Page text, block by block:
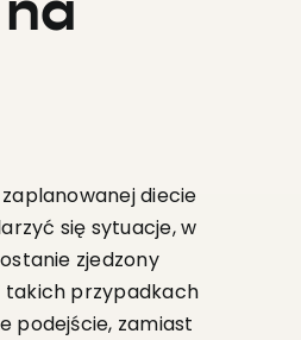
na
diecie
się sytuacje, w
zjedzony
takich przypadkach
podejście, zamiast